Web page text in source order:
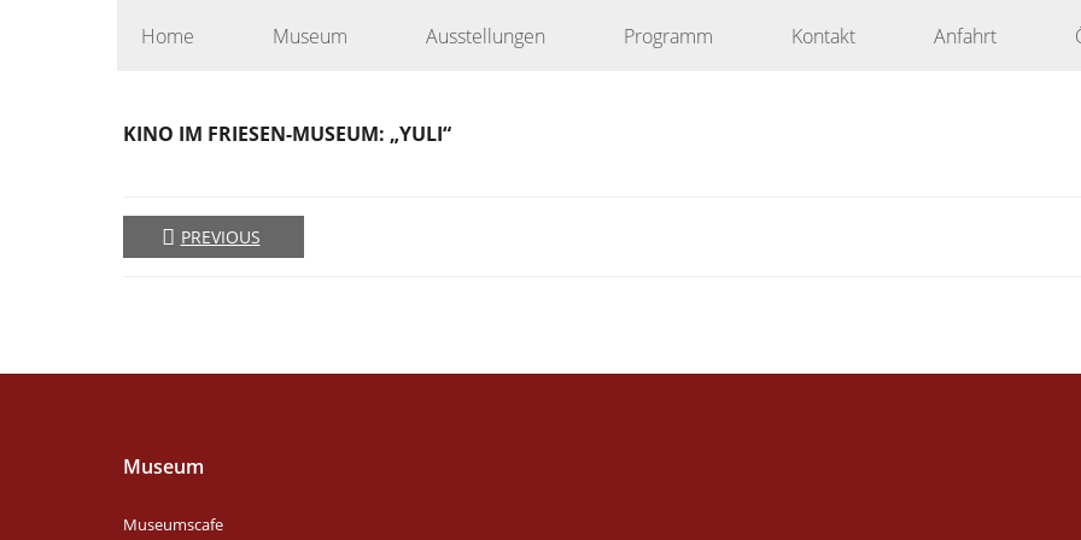
Home Museum Ausstellungen Programm Kontakt Anfahrt
KINO IM FRIESEN-MUSEUM: „YULI“
PREVIOUS
Museum
Museumscafe